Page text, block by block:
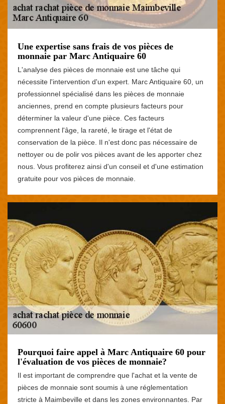
Une expertise sans frais de vos pièces de
monnaie par Marc Antiquaire 60
L'analyse des pièces de monnaie est une tâche qui
nécessite l'intervention d'un expert. Marc Antiquaire 60, un
professionnel spécialisé dans les pièces de monnaie
anciennes, prend en compte plusieurs facteurs pour
déterminer la valeur d'une pièce. Ces facteurs
comprennent l'âge, la rareté, le tirage et l'état de
conservation de la pièce. Il n'est donc pas nécessaire de
nettoyer ou de polir vos pièces avant de les apporter chez
nous. Vous profiterez ainsi d'un conseil et d'une estimation
gratuite pour vos pièces de monnaie.
Pourquoi faire appel à Marc Antiquaire 60 pour
l'évaluation de vos pièces de monnaie?
Il est important de comprendre que l'achat et la vente de
pièces de monnaie sont soumis à une réglementation
stricte à Maimbeville et dans les zones environnantes. Par